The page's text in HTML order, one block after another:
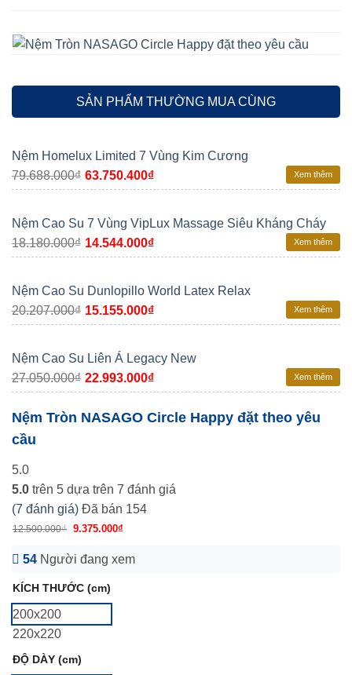
SẢN PHẨM THƯỜNG MUA CÙNG
Nệm Homelux Limited 7 Vùng Kim Cương
79.688.000₫ 63.750.400₫ Xem thêm
Nệm Cao Su 7 Vùng VipLux Massage Siêu Kháng Cháy
18.180.000₫ 14.544.000₫ Xem thêm
Nệm Cao Su Dunlopillo World Latex Relax
20.207.000₫ 15.155.000₫ Xem thêm
Nệm Cao Su Liên Á Legacy New
27.050.000₫ 22.993.000₫ Xem thêm
Nệm Tròn NASAGO Circle Happy đặt theo yêu
cầu
5.0
5.0 trên 5 dựa trên 7 đánh giá
(7 đánh giá) Đã bán 154
12.500.000₫ 9.375.000₫
54 Người đang xem
KÍCH THƯỚC (cm)
200x200
220x220
ĐỘ DÀY (cm)